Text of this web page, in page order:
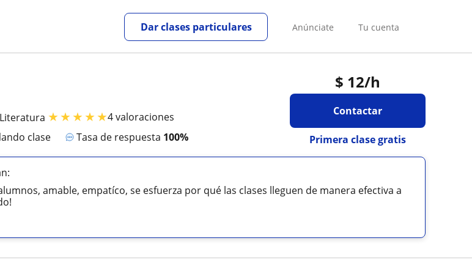
Anúnciate Tu cuenta
Dar clases particulares
$ 12/h
Contactar
Primera clase gratis
★★★★★4 valoraciones
clase Tasa de respuesta 100%
amable, empatíco, se esfuerza por qué las clases lleguen de manera efectiva a